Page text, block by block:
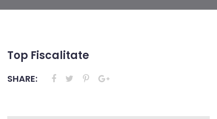
Top Fiscalitate
SHARE: